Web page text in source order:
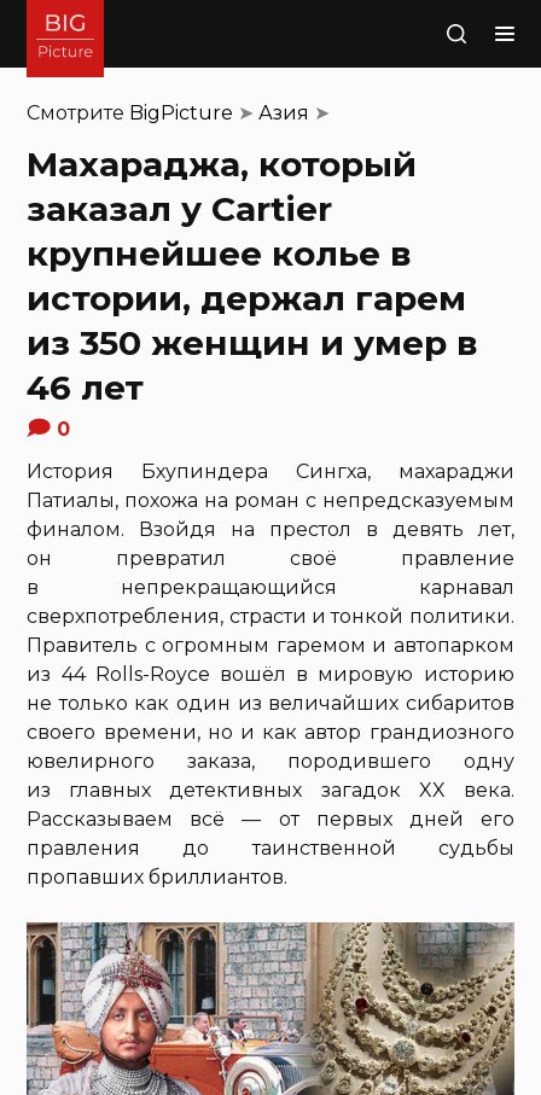
Поиск
Смотрите BigPicture ➤Азия ➤
Махараджа, который
заказал у Cartier
крупнейшее колье в
истории, держал гарем
из 350 женщин и умер в
46 лет
0
История Бхупиндера Сингха, махараджи
Патиалы, похожа на роман с непредсказуемым
финалом. Взойдя на престол в девять лет,
он превратил своё правление
в непрекращающийся карнавал
сверхпотребления, страсти и тонкой политики.
Правитель с огромным гаремом и автопарком
из 44 Rolls-Royce вошёл в мировую историю
не только как один из величайших сибаритов
своего времени, но и как автор грандиозного
ювелирного заказа, породившего одну
из главных детективных загадок XX века.
Рассказываем всё — от первых дней его
правления до таинственной судьбы
пропавших бриллиантов.